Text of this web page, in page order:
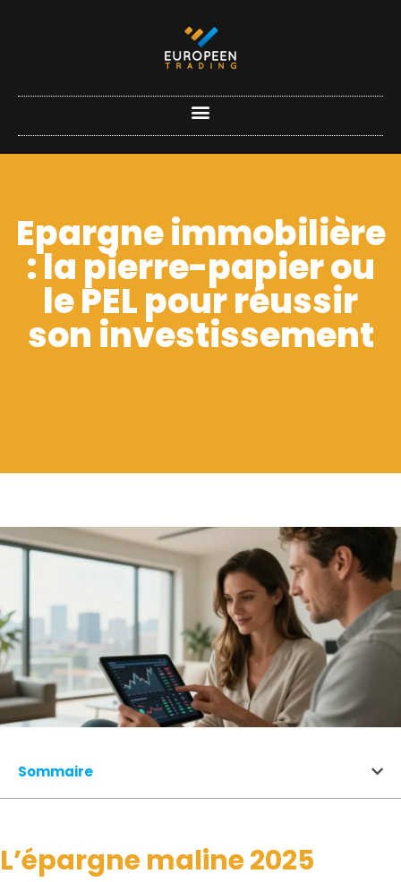
Epargne immobilière
: la pierre-papier ou
le PEL pour réussir
son investissement
Sommaire
L’épargne maline 2025